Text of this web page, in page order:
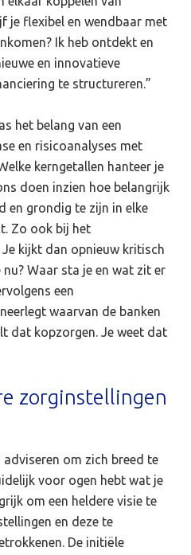
je flexibel en wendbaar met
Ik heb ontdekt en
en innovatieve
te structureren.”
het belang van een
en risicoanalyses met
kerngetallen hanteer je
doen inzien hoe belangrijk
en grondig te zijn in elke
Zo ook bij het
kijkt dan opnieuw kritisch
Waar sta je en wat zit er
een
waarvan de banken
dat kopzorgen. Je weet dat
zorginstellingen
om zich breed te
voor ogen hebt wat je
om een heldere visie te
en deze te
De initiële